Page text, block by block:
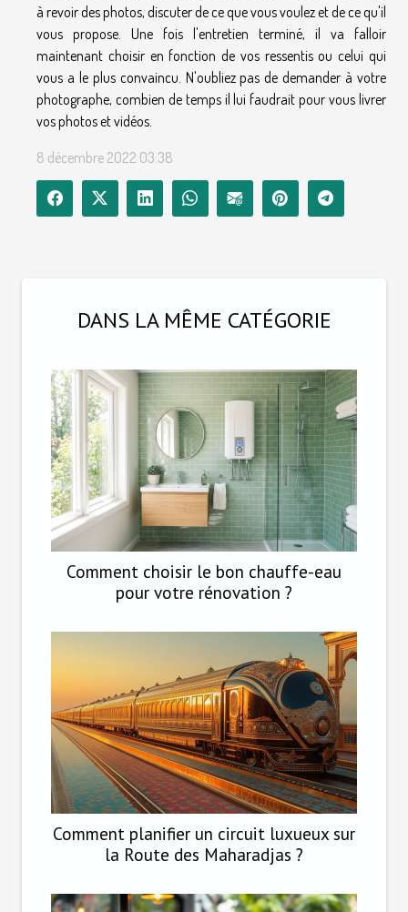
DANS LA MÊME CATÉGORIE
Comment choisir le bon chauffe-eau
pour votre rénovation ?
Comment planifier un circuit luxueux sur
la Route des Maharadjas ?
à revoir des photos, discuter de ce que vous voulez et de ce qu'il
vous propose. Une fois l'entretien terminé, il va falloir
maintenant choisir en fonction de vos ressentis ou celui qui
vous a le plus convaincu. N'oubliez pas de demander à votre
photographe, combien de temps il lui faudrait pour vous livrer
vos photos et vidéos.
8 décembre 2022 03:38